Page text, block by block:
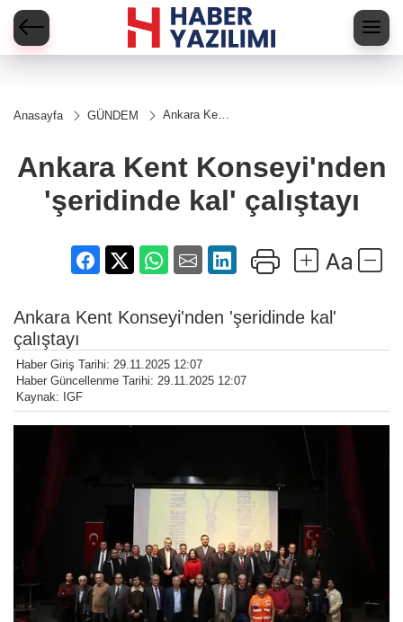
Anasayfa GÜNDEM
Ankara Kent
çalıştayı
Ankara Kent Konseyi'nden
'şeridinde kal' çalıştayı
Ankara Kent Konseyi'nden 'şeridinde kal'
çalıştayı
Haber Giriş Tarihi: 29.11.2025 12:07
Haber Güncellenme Tarihi: 29.11.2025 12:07
Kaynak: IGF